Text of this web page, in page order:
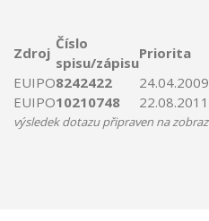
Zdroj
Číslo
spisu/zápisu
Priorita
EUIPO8242422 24.04.2009
EUIPO10210748 22.08.2011
výsledek dotazu připraven na